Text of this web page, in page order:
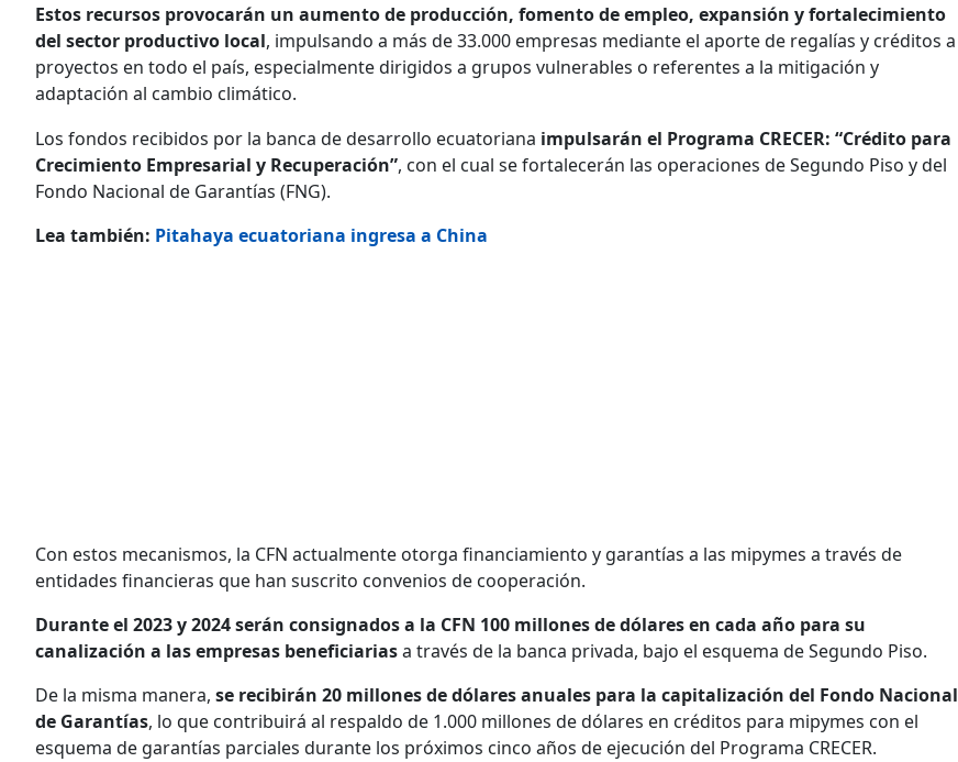
Estos recursos provocarán un aumento de producción, fomento de empleo, expansión y fortalecimiento
del sector productivo local, impulsando a más de 33.000 empresas mediante el aporte de regalías y créditos a
proyectos en todo el país, especialmente dirigidos a grupos vulnerables o referentes a la mitigación y
adaptación al cambio climático.
Los fondos recibidos por la banca de desarrollo ecuatoriana impulsarán el Programa CRECER: “Crédito para
Crecimiento Empresarial y Recuperación”, con el cual se fortalecerán las operaciones de Segundo Piso y del
Fondo Nacional de Garantías (FNG).
Lea también: Pitahaya ecuatoriana ingresa a China
Con estos mecanismos, la CFN actualmente otorga financiamiento y garantías a las mipymes a través de
entidades financieras que han suscrito convenios de cooperación.
Durante el 2023 y 2024 serán consignados a la CFN 100 millones de dólares en cada año para su
canalización a las empresas beneficiariasa través de la banca privada, bajo el esquema de Segundo Piso.
De la misma manera, se recibirán 20 millones de dólares anuales para la capitalización del Fondo Nacional
de Garantías, lo que contribuirá al respaldo de 1.000 millones de dólares en créditos para mipymes con el
esquema de garantías parciales durante los próximos cinco años de ejecución del Programa CRECER.